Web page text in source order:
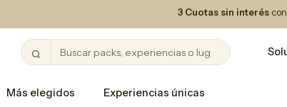
3 Cuotas sin interés
Más elegidos Experiencias únicas